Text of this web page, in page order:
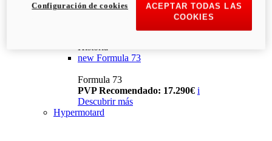
Historia
new Formula 73
Formula 73
PVP Recomendado: 17.290€ i
Descubrir más
Hypermotard
ACEPTAR TODAS LAS
COOKIES
Configuración de cookies